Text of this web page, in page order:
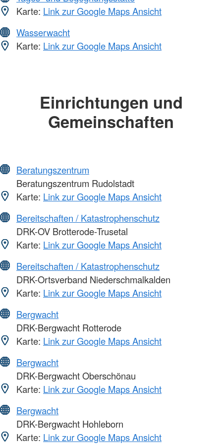
Karte: Link zur Google Maps Ansicht
Wasserwacht
Karte: Link zur Google Maps Ansicht
Einrichtungen und
Gemeinschaften
Beratungszentrum
Beratungszentrum Rudolstadt
Karte: Link zur Google Maps Ansicht
Bereitschaften / Katastrophenschutz
DRK-OV Brotterode-Trusetal
Karte: Link zur Google Maps Ansicht
Bereitschaften / Katastrophenschutz
DRK-Ortsverband Niederschmalkalden
Karte: Link zur Google Maps Ansicht
Bergwacht
DRK-Bergwacht Rotterode
Karte: Link zur Google Maps Ansicht
Bergwacht
DRK-Bergwacht Oberschönau
Karte: Link zur Google Maps Ansicht
Bergwacht
DRK-Bergwacht Hohleborn
Karte: Link zur Google Maps Ansicht